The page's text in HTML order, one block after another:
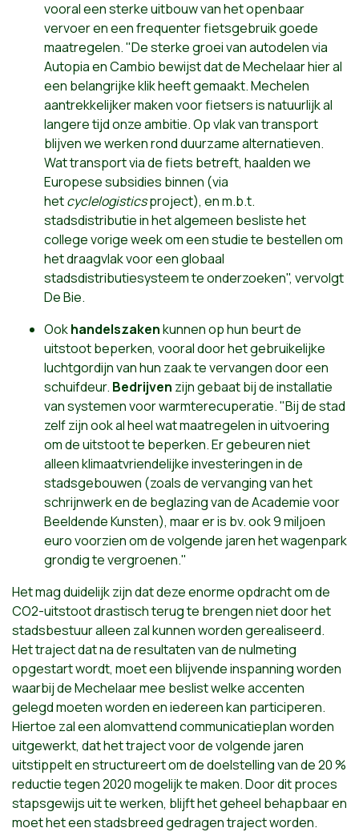
vooral een sterke uitbouw van het openbaar
vervoer en een frequenter fietsgebruik goede
maatregelen. "De sterke groei van autodelen via
Autopia en Cambio bewijst dat de Mechelaar hier al
een belangrijke klik heeft gemaakt. Mechelen
aantrekkelijker maken voor fietsers is natuurlijk al
langere tijd onze ambitie. Op vlak van transport
blijven we werken rond duurzame alternatieven.
Wat transport via de fiets betreft, haalden we
Europese subsidies binnen (via
hetcyclelogisticsproject), en m.b.t.
stadsdistributie in het algemeen besliste het
college vorige week om een studie te bestellen om
het draagvlak voor een globaal
stadsdistributiesysteem te onderzoeken", vervolgt
De Bie.
Ookhandelszakenkunnen op hun beurt de
uitstoot beperken, vooral door het gebruikelijke
luchtgordijn van hun zaak te vervangen door een
schuifdeur. Bedrijven zijn gebaat bij de installatie
van systemen voor warmterecuperatie. "Bij de stad
zelf zijn ook al heel wat maatregelen in uitvoering
om de uitstoot te beperken. Er gebeuren niet
alleen klimaatvriendelijke investeringen in de
stadsgebouwen (zoals de vervanging van het
schrijnwerk en de beglazing van de Academie voor
Beeldende Kunsten), maar er is bv. ook 9 miljoen
euro voorzien om de volgende jaren het wagenpark
grondig te vergroenen."
Het mag duidelijk zijn dat deze enorme opdracht om de
CO2-uitstoot drastisch terug te brengen niet door het
stadsbestuur alleen zal kunnen worden gerealiseerd.
Het traject dat na de resultaten van de nulmeting
opgestart wordt, moet een blijvende inspanning worden
waarbij de Mechelaar mee beslist welke accenten
gelegd moeten worden en iedereen kan participeren.
Hiertoe zal een alomvattend communicatieplan worden
uitgewerkt, dat het traject voor de volgende jaren
uitstippelt en structureert om de doelstelling van de 20 %
reductie tegen 2020 mogelijk te maken. Door dit proces
stapsgewijs uit te werken, blijft het geheel behapbaar en
moet het een stadsbreed gedragen traject worden.